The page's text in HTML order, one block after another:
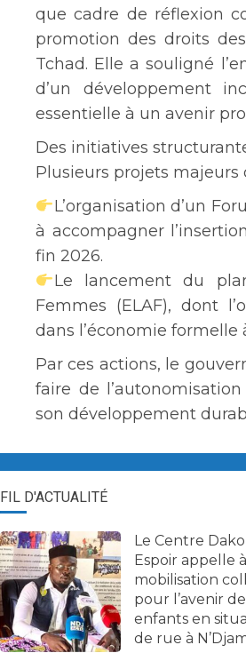
que cadre de réflexion
promotion des droits
Tchad. Elle a souligné
d’un développement
essentielle à un avenir
Des initiatives
Plusieurs projets majeurs
L’organisation d’un
à accompagner
fin 2026.
Le lancement du
Femmes (ELAF), dont
dans l’économie formelle
Par ces actions, le
faire de
son développement
FIL D'ACTUALITÉ
Le Centre
Espoir appelle
mobilisation
pour l’avenir
enfants en
de rue à